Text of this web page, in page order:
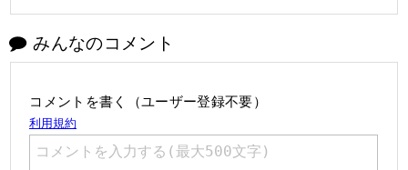
みんなのコメント
コメントを書く（ユーザー登録不要）